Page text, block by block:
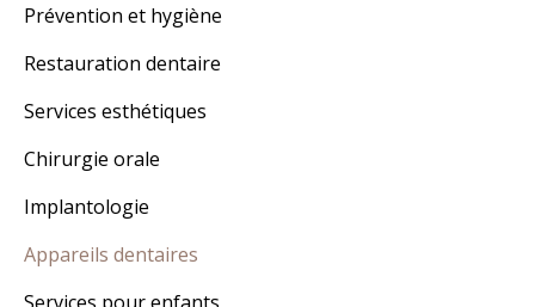
Prévention et hygiène
Restauration dentaire
Services esthétiques
Chirurgie orale
Implantologie
Appareils dentaires